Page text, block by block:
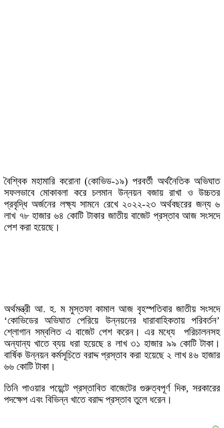
বৈশ্বিক মহামারি করোনা (কোভিড-১৯) পরবর্তী অর্থনৈতিক অভিঘাত
সফলভাবে মোকাবলা করে চলমান উন্নয়ন বজায় রাখা ও উচ্চতর
প্রবৃদ্ধি অর্জনের লক্ষ্য সামনে রেখে ২০২২-২৩ অর্থবছরের জন্য ৬
লাখ ৭৮ হাজার ৬৪ কোটি টাকার জাতীয় বাজেট প্রস্তাব আজ সংসদে
পেশ করা হয়েছে।
অর্থমন্ত্রী আ. হ. ম মুস্তফা কামাল আজ বৃহস্পতিবার জাতীয় সংসদে
‘কোভিডের অভিঘাত পেরিয়ে উন্নয়নের ধারাবাহিকতায় পরিবর্তন’
শ্লোগান সম্বলিত এ বাজেট পেশ করেন। এর মধ্যে পরিচালনসহ
অন্যান্য খাতে ব্যয় ধরা হয়েছে ৪ লাখ ৩১ হাজার ৯৯ কোটি টাকা।
বার্ষিক উন্নয়ন কর্মসূচিতে বরাদ্দ প্রস্তাব করা হয়েছে ২ লাখ ৪৬ হাজার
৬৬ কোটি টাকা।
তিনি পাওয়ার পয়েন্টে প্রস্তাবিত বাজেটের গুরুত্বপূর্ণ দিক, সরকারের
পদক্ষেপ এবং বিভিন্ন খাতে বরাদ্দ প্রস্তাব তুলে ধরেন।